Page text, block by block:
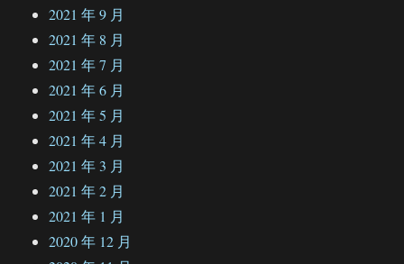
2021 年 9 月
2021 年 8 月
2021 年 7 月
2021 年 6 月
2021 年 5 月
2021 年 4 月
2021 年 3 月
2021 年 2 月
2021 年 1 月
2020 年 12 月